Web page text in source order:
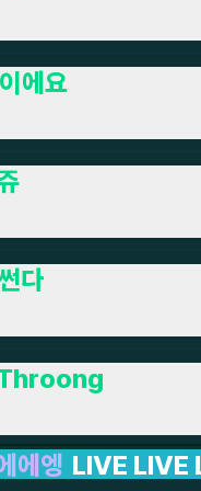
에요
다
LIVE LIVE